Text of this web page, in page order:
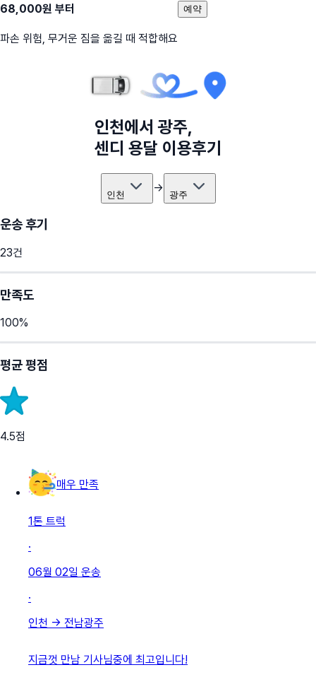
68,000원 부터
파손 위험, 무거운 짐을 옮길 때 적합해요
예약
인천에서광주,
센디 용달 이용후기
인천 → 광주
운송 후기
23건
만족도
100%
평균 평점
4.5점
매우 만족
1톤 트럭
·
06월 02일 운송
·
인천 → 전남광주
지금껏 만남 기사님중에 최고입니다!